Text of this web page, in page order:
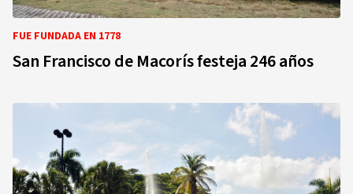
FUE FUNDADA EN 1778
San Francisco de Macorís festeja 246 años